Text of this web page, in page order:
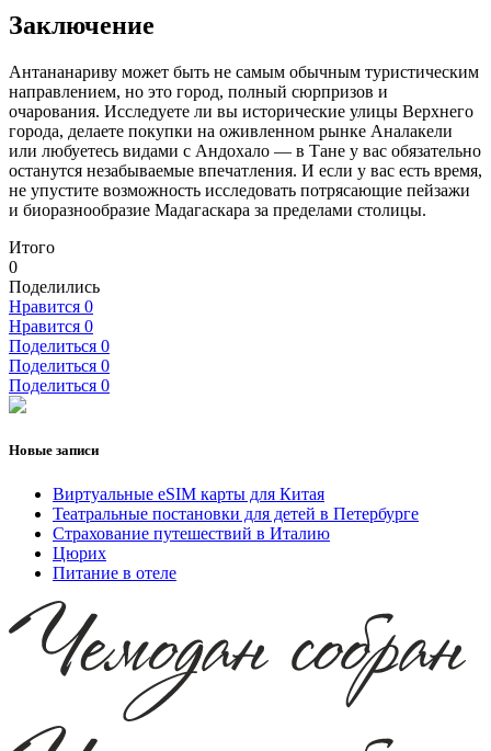
Заключение
Антананариву может быть не самым обычным туристическим
направлением, но это город, полный сюрпризов и
очарования. Исследуете ли вы исторические улицы Верхнего
города, делаете покупки на оживленном рынке Аналакели
или любуетесь видами с Андохало — в Тане у вас обязательно
останутся незабываемые впечатления. И если у вас есть время,
не упустите возможность исследовать потрясающие пейзажи
и биоразнообразие Мадагаскара за пределами столицы.
Итого
0
Поделились
Нравится 0
Нравится 0
Поделиться 0
Поделиться 0
Поделиться 0
Новые записи
Виртуальные eSIM карты для Китая
Театральные постановки для детей в Петербурге
Страхование путешествий в Италию
Цюрих
Питание в отеле